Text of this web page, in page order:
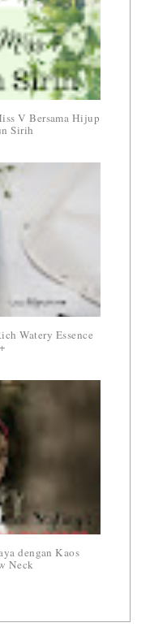
V Bersama Hijup
Sirih
Watery Essence
dengan Kaos
Neck